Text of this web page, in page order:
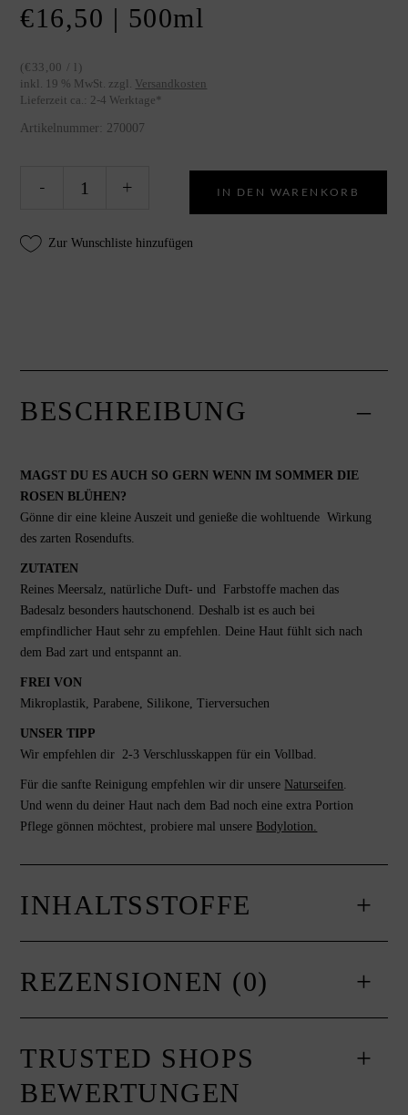
€16,50 | 500ml
( € 33,00 / l )
inkl. 19 % MwSt. zzgl. Versandkosten
Lieferzeit ca.: 2-4 Werktage*
Artikelnummer: 270007
quantity
- + IN DEN WARENKORB
Zur Wunschliste hinzufügen
BESCHREIBUNG
MAGST DU ES AUCH SO GERN WENN IM SOMMER DIE
ROSEN BLÜHEN?
Gönne dir eine kleine Auszeit und genieße die wohltuende Wirkung
des zarten Rosendufts.
ZUTATEN
Reines Meersalz, natürliche Duft- und Farbstoffe machen das
Badesalz besonders hautschonend. Deshalb ist es auch bei
empfindlicher Haut sehr zu empfehlen. Deine Haut fühlt sich nach
dem Bad zart und entspannt an.
FREI VON
Mikroplastik, Parabene, Silikone, Tierversuchen
UNSER TIPP
Wir empfehlen dir 2-3 Verschlusskappen für ein Vollbad.
Für die sanfte Reinigung empfehlen wir dir unsere Naturseifen.
Und wenn du deiner Haut nach dem Bad noch eine extra Portion
Pflege gönnen möchtest, probiere mal unsere Bodylotion.
INHALTSSTOFFE
REZENSIONEN (0)
TRUSTED SHOPS
BEWERTUNGEN